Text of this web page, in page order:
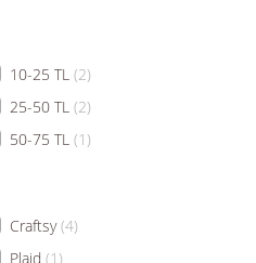
10-25 TL (2)
25-50 TL (2)
50-75 TL (1)
Craftsy(4)
Plaid (1)